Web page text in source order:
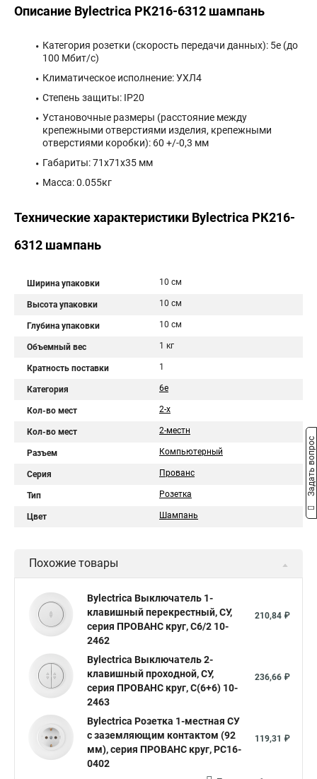
Описание Bylectrica РК216-6312 шампань
Категория розетки (скорость передачи данных): 5е (до
100 Мбит/с)
Климатическое исполнение: УХЛ4
Степень защиты: IP20
Установочные размеры (расстояние между
крепежными отверстиями изделия, крепежными
отверстиями коробки): 60 +/-0,3 мм
Габариты: 71x71x35 мм
Масса: 0.055кг
Технические характеристики Bylectrica РК216-
6312 шампань
Ширина упаковки 10 см
Высота упаковки 10 см
Глубина упаковки 10 см
Объемный вес 1 кг
Кратность поставки 1
Категория 6е
Кол-во мест 2-х
Кол-во мест 2-местн
Разъем Компьютерный
Серия Прованс
Тип Розетка
Цвет Шампань
Похожие товары
Bylectrica Выключатель 1-
клавишный перекрестный, СУ,
серия ПРОВАНС круг, С6/2 10-
2462
210,84 ₽
Bylectrica Выключатель 2-
клавишный проходной, СУ,
серия ПРОВАНС круг, С(6+6) 10-
2463
236,66 ₽
Bylectrica Розетка 1-местная СУ
с заземляющим контактом (92
мм), серия ПРОВАНС круг, РС16-
0402
119,31 ₽
Задать вопрос